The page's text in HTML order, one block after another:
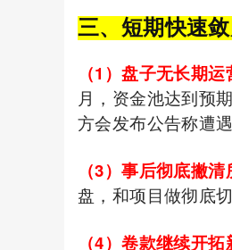
三、短期快速
（1）盘子无长期
月，资金池达到预
方会发布公告称遭
（3）事后彻底撇清
盘，和项目做彻底
（4）卷款继续开拓